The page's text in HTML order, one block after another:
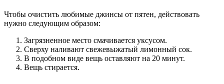
Чтобы очистить любимые джинсы от пятен, действовать
нужно следующим образом:
Загрязненное место смачивается уксусом.
Сверху наливают свежевыжатый лимонный сок.
В подобном виде вещь оставляют на 20 минут.
Вещь стирается.